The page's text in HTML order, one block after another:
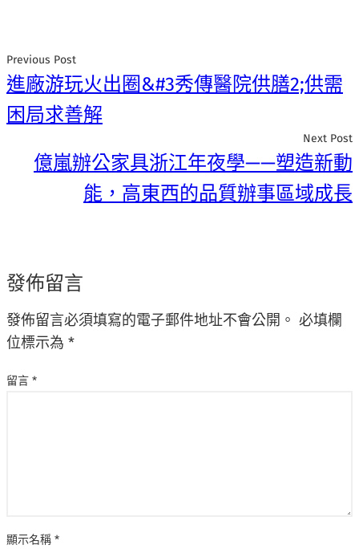
Previous Post
進廠游玩火出圈&#3秀傳醫院供膳2;供需
困局求善解
Next Post
億嵐辦公家具浙江年夜學——塑造新動
能，高東西的品質辦事區域成長
發佈留言
發佈留言必須填寫的電子郵件地址不會公開。 必填欄
位標示為 *
留言 *
顯示名稱 *